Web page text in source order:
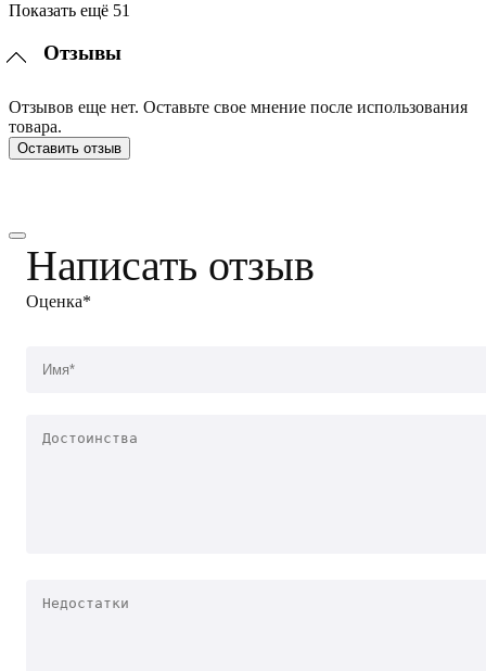
Показать ещё 51
Отзывы
Отзывов еще нет. Оставьте свое мнение после использования
товара.
Оставить отзыв
Написать отзыв
Оценка*